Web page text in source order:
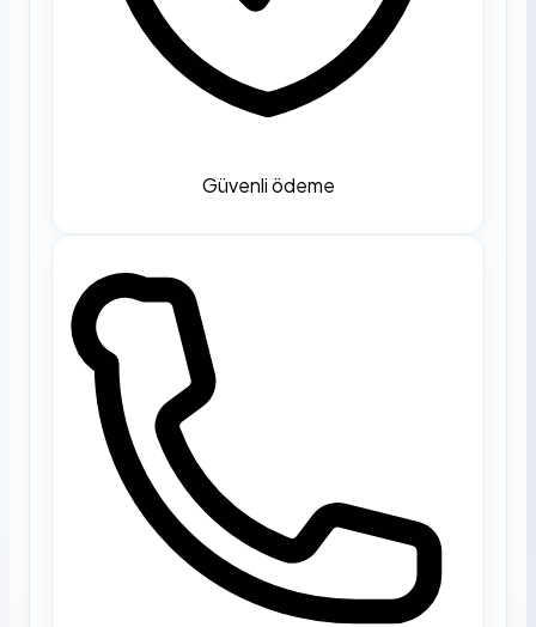
Güvenli ödeme